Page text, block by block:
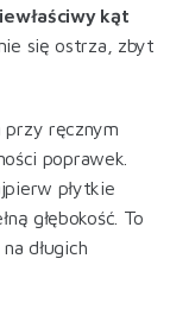
kąt
się ostrza, zbyt
przy ręcznym
poprawek.
płytkie
głębokość. To
długich